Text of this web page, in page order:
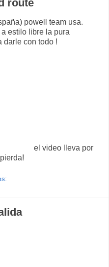
route
powell team usa.
estilo libre la pura
darle con todo !
el video lleva por